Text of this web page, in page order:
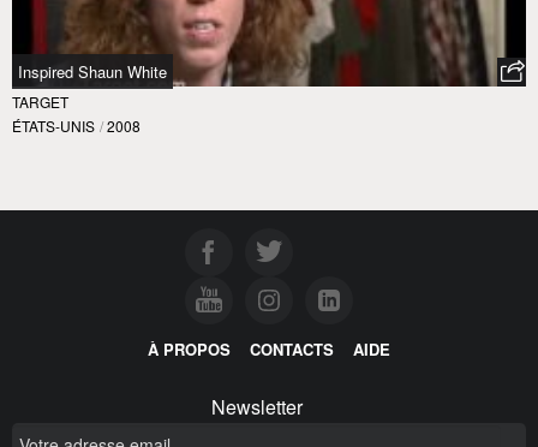
Inspired Shaun White
TARGET
ÉTATS-UNIS / 2008
À PROPOS CONTACTS AIDE
Newsletter